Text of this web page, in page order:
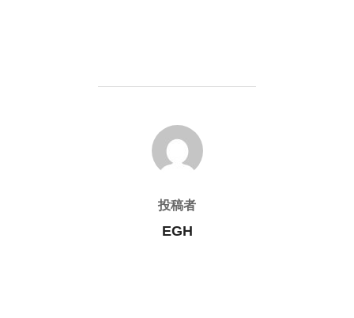
投稿者
投稿者
EGH